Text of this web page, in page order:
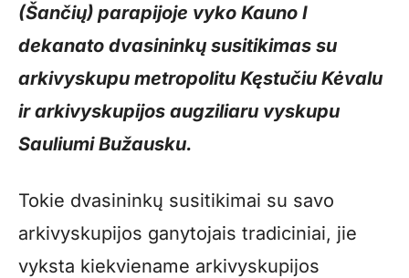
(Šančių) parapijoje vyko Kauno I
dekanato dvasininkų susitikimas su
arkivyskupu metropolitu Kęstučiu Kėvalu
ir arkivyskupijos augziliaru vyskupu
Sauliumi Bužausku.
Tokie dvasininkų susitikimai su savo
arkivyskupijos ganytojais tradiciniai, jie
vyksta kiekviename arkivyskupijos